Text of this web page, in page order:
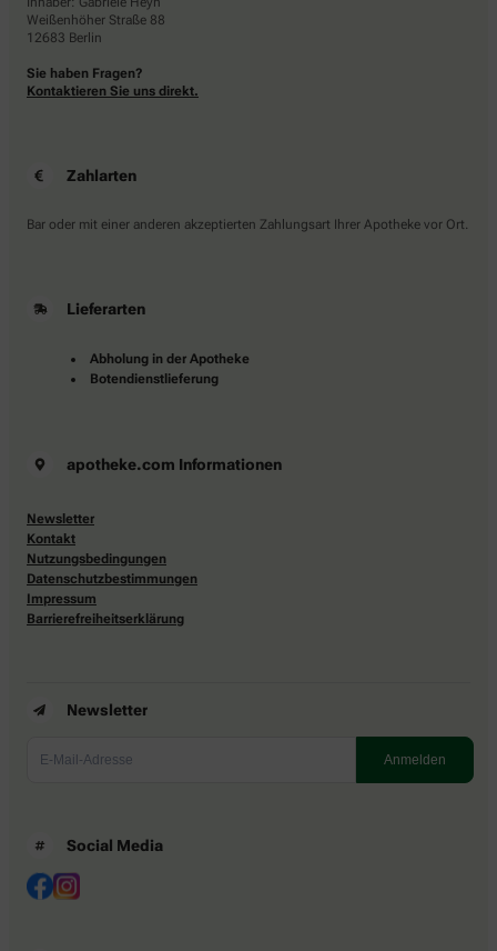
Weißenhöher Straße 88
12683 Berlin
Sie haben Fragen?
Kontaktieren Sie uns direkt.
Zahlarten
Bar oder mit einer anderen akzeptierten Zahlungsart Ihrer Apotheke vor Ort.
Lieferarten
Abholung in der Apotheke
Botendienstlieferung
apotheke.com Informationen
Newsletter
Kontakt
Nutzungsbedingungen
Datenschutzbestimmungen
Impressum
Barrierefreiheitserklärung
Newsletter
Social Media